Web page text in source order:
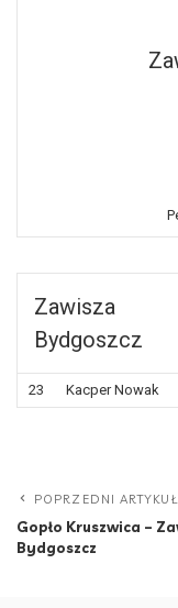
Zawisza
Bydgoszcz
23 Kacper Nowak
POPRZEDNI ARTYKUŁ
Gopło Kruszwica –
Bydgoszcz